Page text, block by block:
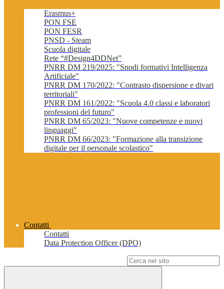
Erasmus+
PON FSE
PON FESR
PNSD - Steam
Scuola digitale
Rete “#Design4DDNet”
PNRR DM 219/2025: "Snodi formativi Intelligenza
Artificiale"
PNRR DM 170/2022: "Contrasto dispersione e divari
territoriali"
PNRR DM 161/2022: "Scuola 4.0 classi e laboratori
professioni del futuro"
PNRR DM 65/2023: "Nuove competenze e nuovi
linguaggi"
PNRR DM 66/2023: "Formazione alla transizione
digitale per il personale scolastico"
Contatti
Contatti
Data Protection Officer (DPO)